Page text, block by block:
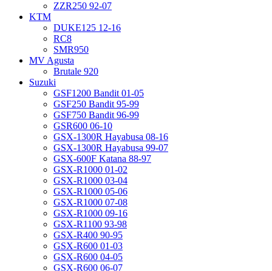
ZZR250 92-07
KTM
DUKE125 12-16
RC8
SMR950
MV Agusta
Brutale 920
Suzuki
GSF1200 Bandit 01-05
GSF250 Bandit 95-99
GSF750 Bandit 96-99
GSR600 06-10
GSX-1300R Hayabusa 08-16
GSX-1300R Hayabusa 99-07
GSX-600F Katana 88-97
GSX-R1000 01-02
GSX-R1000 03-04
GSX-R1000 05-06
GSX-R1000 07-08
GSX-R1000 09-16
GSX-R1100 93-98
GSX-R400 90-95
GSX-R600 01-03
GSX-R600 04-05
GSX-R600 06-07